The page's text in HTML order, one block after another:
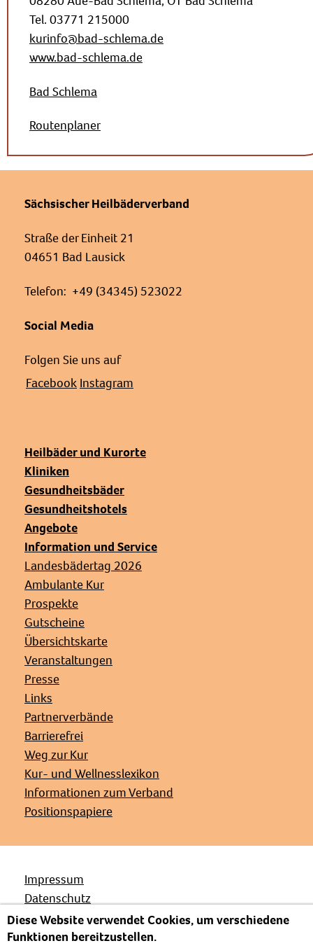
Tel. 03771 215000
kurinfo@bad-schlema.de
www.bad-schlema.de
Bad Schlema
Routenplaner
Sächsischer Heilbäderverband
Straße der Einheit 21
04651 Bad Lausick
Telefon: +49 (34345) 523022
Social Media
Folgen Sie uns auf
Facebook Instagram
Heilbäder und Kurorte
Kliniken
Gesundheitsbäder
Gesundheitshotels
Angebote
Information und Service
Landesbädertag 2026
Ambulante Kur
Prospekte
Gutscheine
Übersichtskarte
Veranstaltungen
Presse
Links
Partnerverbände
Barrierefrei
Weg zur Kur
Kur- und Wellnesslexikon
Informationen zum Verband
Positionspapiere
Impressum
Datenschutz
Kontakt
Diese Website verwendet Cookies, um verschiedene
Funktionen bereitzustellen.